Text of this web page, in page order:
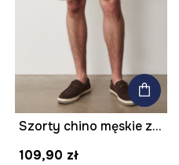
Szorty chino męskie z lnem
109,90 zł